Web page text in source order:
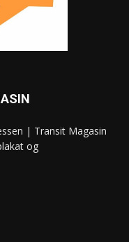
| Transit Magasin
og